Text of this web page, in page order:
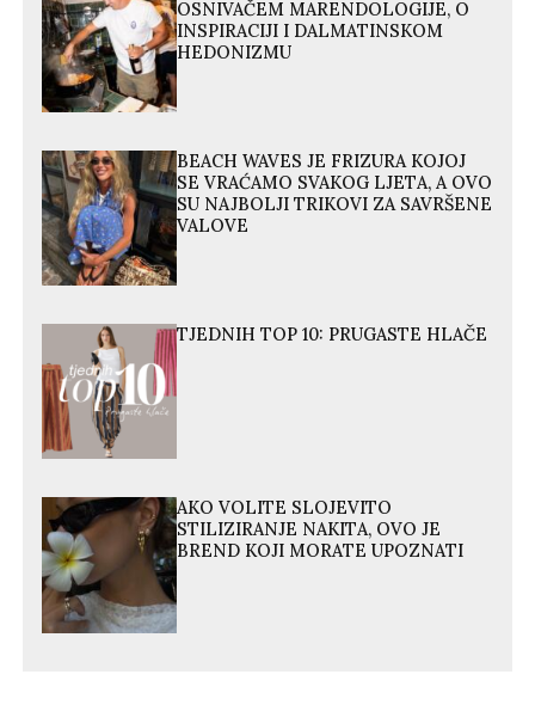
OSNIVAČEM MARENDOLOGIJE, O
INSPIRACIJI I DALMATINSKOM
HEDONIZMU
BEACH WAVES JE FRIZURA KOJOJ
SE VRAĆAMO SVAKOG LJETA, A OVO
SU NAJBOLJI TRIKOVI ZA SAVRŠENE
VALOVE
TJEDNIH TOP 10: PRUGASTE HLAČE
AKO VOLITE SLOJEVITO
STILIZIRANJE NAKITA, OVO JE
BREND KOJI MORATE UPOZNATI